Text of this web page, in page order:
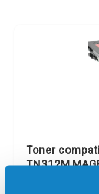
Toner
TN312M